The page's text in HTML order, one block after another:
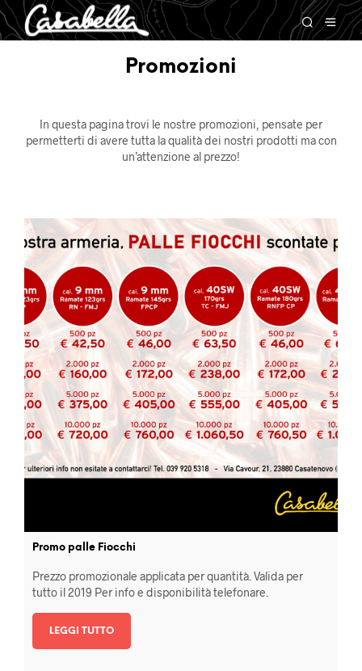
Promozioni
In questa pagina trovi le nostre promozioni, pensate per
permetterti di avere tutta la qualità dei nostri prodotti ma con
un’attenzione al prezzo!
Promo palle Fiocchi
Prezzo promozionale applicata per quantità. Valida per
tutto il 2019 Per info e disponibilità telefonare.
LEGGI TUTTO